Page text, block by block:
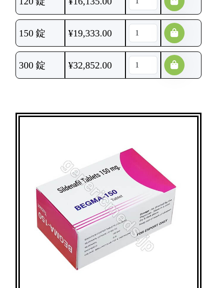
150 錠 ¥19,333.00
300 錠 ¥32,852.00